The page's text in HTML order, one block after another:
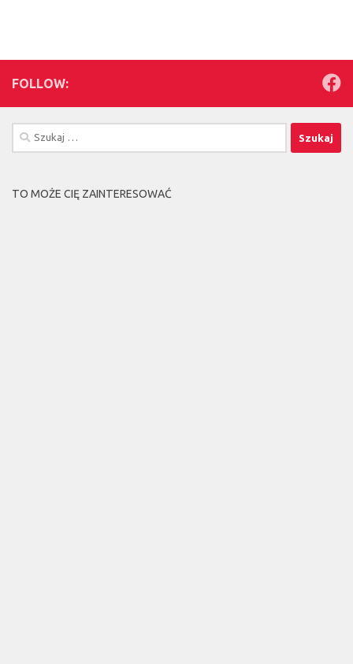
FOLLOW:
Szukaj:
TO MOŻE CIĘ ZAINTERESOWAĆ